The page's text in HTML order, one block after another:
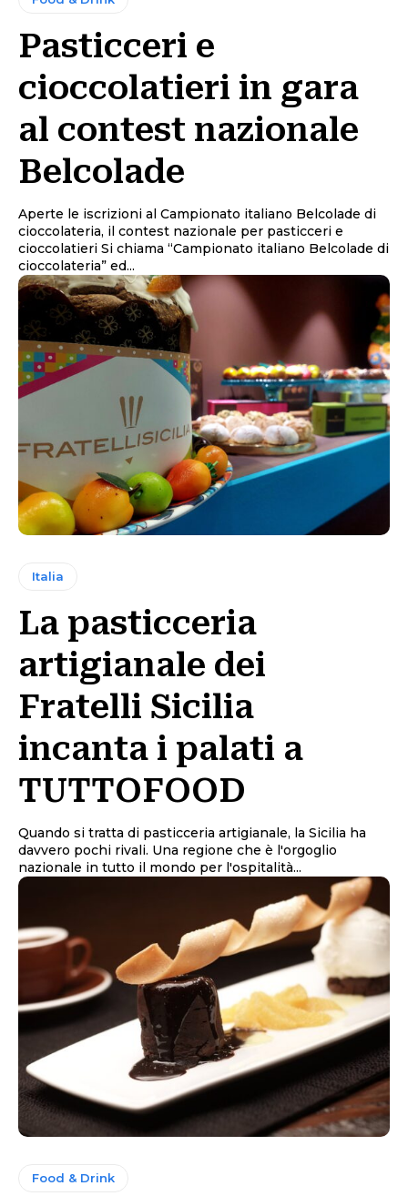
Pasticceri e
cioccolatieri in gara
al contest nazionale
Belcolade
Aperte le iscrizioni al Campionato italiano Belcolade di
cioccolateria, il contest nazionale per pasticceri e
cioccolatieri Si chiama “Campionato italiano Belcolade di
cioccolateria” ed...
Italia
La pasticceria
artigianale dei
Fratelli Sicilia
incanta i palati a
TUTTOFOOD
Quando si tratta di pasticceria artigianale, la Sicilia ha
davvero pochi rivali. Una regione che è l'orgoglio
nazionale in tutto il mondo per l'ospitalità...
Food & Drink